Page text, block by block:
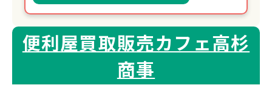
便利屋買取販売カフェ高杉
商事